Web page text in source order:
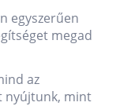
egyszerűen
megad
az
nyújtunk, mint